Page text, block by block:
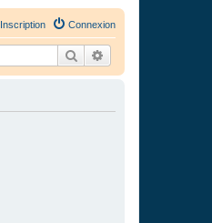
Connexion
Inscription
Rechercher